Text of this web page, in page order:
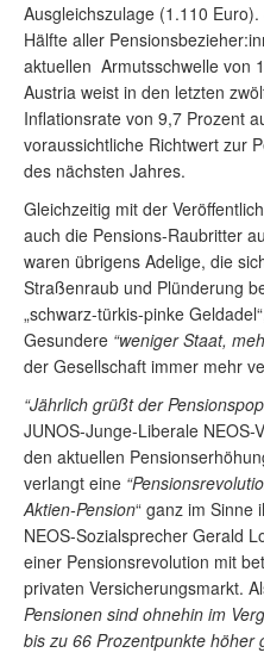
Ausgleichszulage (1.110
Hälfte aller
aktuellen Armutsschwelle von
Austria weist in den letzten
Inflationsrate von 9,7 Prozent
voraussichtliche Richtwert zur
des nächsten Jahres.
Gleichzeitig mit der
auch die Pensions-Raubritter
waren übrigens Adelige, die
Straßenraub und Plünderung
„schwarz-türkis-pinke
Gesundere “weniger Staat,
der Gesellschaft immer mehr
“Jährlich grüßt der
JUNOS-Junge-Liberale NEOS-
den aktuellen
verlangt eine
Aktien-Pension“ ganz im Sinne
NEOS-Sozialsprecher Gerald
einer Pensionsrevolution mit
privaten Versicherungsmarkt.
Pensionen sind ohnehin im
bis zu 66 Prozentpunkte höher